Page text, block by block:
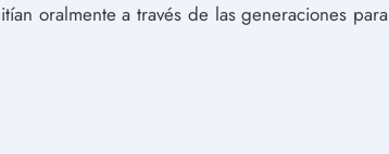
oralmente a través de las generaciones para